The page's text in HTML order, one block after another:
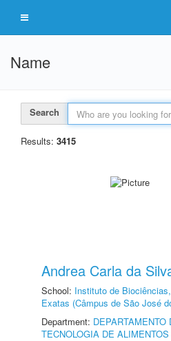
Name
Search
Results: 3415
Andrea Carla da
School: Instituto de
Exatas (Câmpus de São José
Department:
TECNOLOGIA DE ALIMENTOS